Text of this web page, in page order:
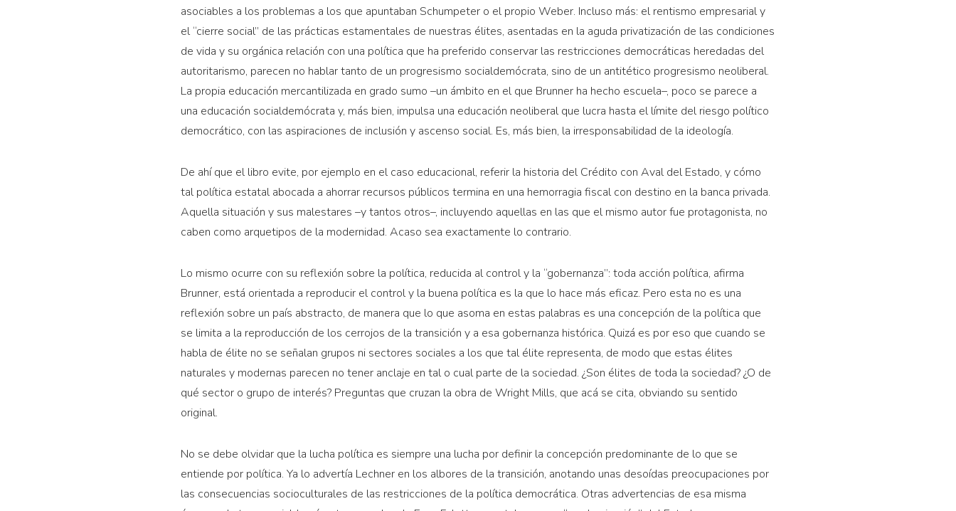
asociables a los problemas a los que apuntaban Schumpeter o el propio Weber. Incluso más: el rentismo empresarial y
el “cierre social” de las prácticas estamentales de nuestras élites, asentadas en la aguda privatización de las condiciones
de vida y su orgánica relación con una política que ha preferido conservar las restricciones democráticas heredadas del
autoritarismo, parecen no hablar tanto de un progresismo socialdemócrata, sino de un antitético progresismo neoliberal.
La propia educación mercantilizada en grado sumo –un ámbito en el que Brunner ha hecho escuela–, poco se parece a
una educación socialdemócrata y, más bien, impulsa una educación neoliberal que lucra hasta el límite del riesgo político
democrático, con las aspiraciones de inclusión y ascenso social. Es, más bien, la irresponsabilidad de la ideología.
De ahí que el libro evite, por ejemplo en el caso educacional, referir la historia del Crédito con Aval del Estado, y cómo
tal política estatal abocada a ahorrar recursos públicos termina en una hemorragia fiscal con destino en la banca privada.
Aquella situación y sus malestares –y tantos otros–, incluyendo aquellas en las que el mismo autor fue protagonista, no
caben como arquetipos de la modernidad. Acaso sea exactamente lo contrario.
Lo mismo ocurre con su reflexión sobre la política, reducida al control y la “gobernanza”: toda acción política, afirma
Brunner, está orientada a reproducir el control y la buena política es la que lo hace más eficaz. Pero esta no es una
reflexión sobre un país abstracto, de manera que lo que asoma en estas palabras es una concepción de la política que
se limita a la reproducción de los cerrojos de la transición y a esa gobernanza histórica. Quizá es por eso que cuando se
habla de élite no se señalan grupos ni sectores sociales a los que tal élite representa, de modo que estas élites
naturales y modernas parecen no tener anclaje en tal o cual parte de la sociedad. ¿Son élites de toda la sociedad? ¿O de
qué sector o grupo de interés? Preguntas que cruzan la obra de Wright Mills, que acá se cita, obviando su sentido
original.
No se debe olvidar que la lucha política es siempre una lucha por definir la concepción predominante de lo que se
entiende por política. Ya lo advertía Lechner en los albores de la transición, anotando unas desoídas preocupaciones por
las consecuencias socioculturales de las restricciones de la política democrática. Otras advertencias de esa misma